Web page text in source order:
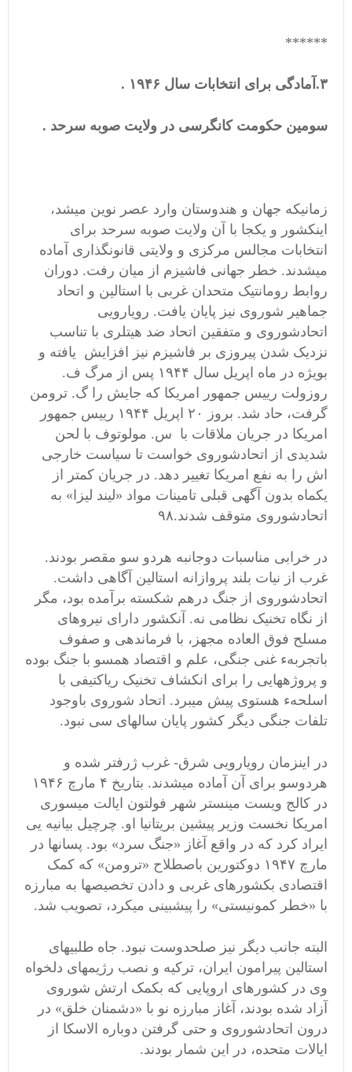
******
۳.آمادگی برای انتخابات سال ۱۹۴۶ .
سومین حکومت کانگرسی در ولایت صوبه سرحد .
زمانیکه جهان و هندوستان وارد عصر نوین میشد،
اینکشور و یکجا با آن ولایت صوبه سرحد برای
انتخابات مجالس مرکزی و ولایتی قانونگذاری آماده
میشدند. خطر جهانی فاشیزم از میان رفت. دوران
روابط رومانتیک متحدان غربی با استالین و اتحاد
جماهیر شوروی نیز پایان یافت. رویارویی
اتحادشوروی و متفقین اتحاد ضد هیتلری با تناسب
نزدیک شدن پیروزی بر فاشیزم نیز افزایش یافته و
بویژه در ماه اپریل سال ۱۹۴۴ پس از مرگ ف.
روزولت رییس جمهور امریکا که جایش را گ. ترومن
گرفت، حاد شد. بروز ۲۰ اپریل ۱۹۴۴ رییس جمهور
امریکا در جریان ملاقات با س. مولوتوف با لحن
شدیدی از اتحادشوروی خواست تا سیاست خارجی
اش را به نفع امریکا تغییر دهد. در جریان کمتر از
یکماه بدون آگهی قبلی تامینات مواد «لیند لیزا» به
اتحادشوروی متوقف شدند.۹۸
در خرابی مناسبات دوجانبه هردو سو مقصر بودند.
غرب از نیات بلند پروازانه استالین آگاهی داشت.
اتحادشوروی از جنگ درهم شکسته برآمده بود، مگر
از نگاه تخنیک نظامی نه. آنکشور دارای نیروهای
مسلح فوق العاده مجهز، با فرماندهی و صفوف
باتجربهء غنی جنگی، علم و اقتصاد همسو با جنگ بوده
و پروژههایی را برای انکشاف تخنیک ریاکتیفی با
اسلحهء هستوی پیش میبرد. اتحاد شوروی باوجود
تلفات جنگی دیگر کشور پایان سالهای سی نبود.
در اینزمان رویارویی شرق- غرب ژرفتر شده و
هردوسو برای آن آماده میشدند. بتاریخ ۴ مارچ ۱۹۴۶
در کالج ویست مینستر شهر فولتون ایالت میسوری
امریکا نخست وزیر پیشین بریتانیا او. چرچیل بیانیه یی
ایراد کرد که در واقع آغاز «جنگ سرد» بود. پسانها در
مارچ ۱۹۴۷ دوکتورین باصطلاح «ترومن» که کمک
اقتصادی بکشورهای غربی و دادن تخصیصها به مبارزه
با «خطر کمونیستی» را پیشبینی میکرد، تصویب شد.
البته جانب دیگر نیز صلحدوست نبود. جاه طلبیهای
استالین پیرامون ایران، ترکیه و نصب رژیمهای دلخواه
وی در کشورهای اروپایی که بکمک ارتش شوروی
آزاد شده بودند، آغاز مبارزه نو با «دشمنان خلق» در
درون اتحادشوروی و حتی گرفتن دوباره الاسکا از
ایالات متحده، در این شمار بودند.